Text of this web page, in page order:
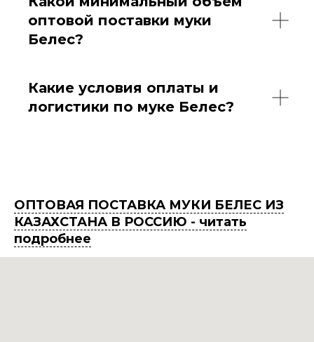
оптовой поставки муки
Белес?
Какие условия оплаты и
логистики по муке Белес?
ОПТОВАЯ ПОСТАВКА МУКИ БЕЛЕС ИЗ
КАЗАХСТАНА В РОССИЮ - читать
подробнее